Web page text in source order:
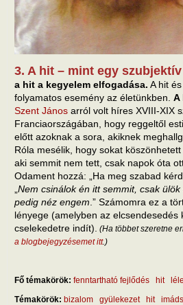
3. A hit – mint egy
a hit a kegyelem elfogadása. A hit
folyamatos esemény az életünkben. A
Szent János arról volt híres XVIII-XIX
Franciaországában, hogy reggeltől
előtt azoknak a sora, akiknek
Róla mesélik, hogy sokat
aki semmit nem tett, csak napok óta
Odament hozzá: „Ha meg szabad
Nem csinálok én itt semmit, csak
pedig néz engem .” Számomra ez a
lényege (amelyben az elcsendesedés
cselekedetre indít). (Ha többet szeretne
a blogbejegyzésemet itt.)
Fő témakörök: fenntartható fejlődés hit
Témakörök: bizalom gyülekezet hit